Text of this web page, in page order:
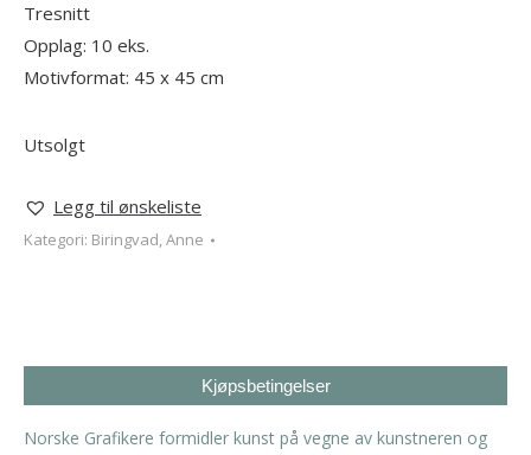
Tresnitt
Opplag: 10 eks.
Motivformat: 45 x 45 cm
Utsolgt
Legg til ønskeliste
Kategori: Biringvad, Anne
Kjøpsbetingelser
Norske Grafikere formidler kunst på vegne av kunstneren og